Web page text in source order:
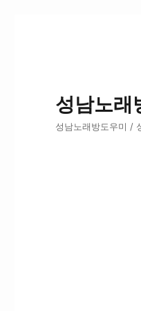
성남노래
성남노래방도우미 /